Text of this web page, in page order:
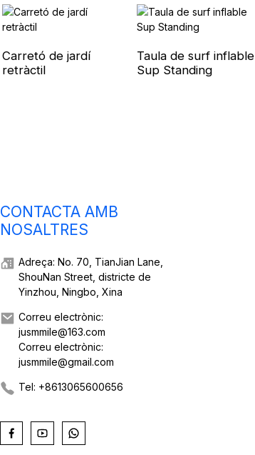
Carretó de jardí
retràctil
Taula de surf inflable
Sup Standing
CONTACTA AMB
NOSALTRES
Adreça: No. 70, TianJian Lane,
ShouNan Street, districte de
Yinzhou, Ningbo, Xina
Correu electrònic:
jusmmile@163.com
Correu electrònic:
jusmmile@gmail.com
Tel: +8613065600656